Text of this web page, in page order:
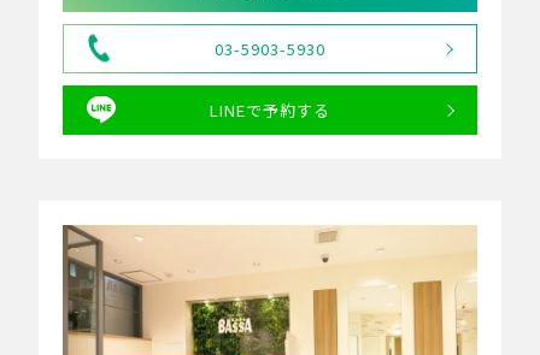
03-5903-5930
LINEで予約する